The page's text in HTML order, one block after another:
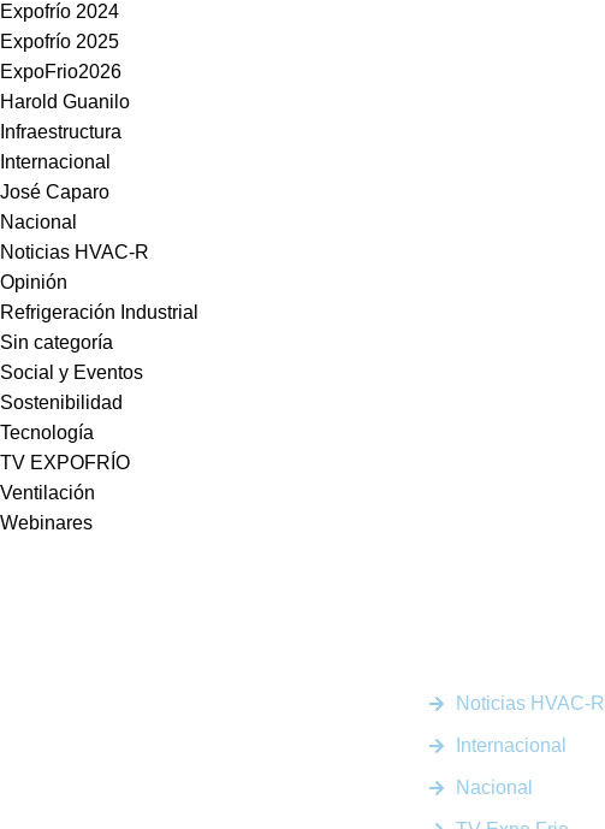
Expofrío 2024
Expofrío 2025
ExpoFrio2026
Harold Guanilo
Infraestructura
Internacional
José Caparo
Nacional
Noticias HVAC-R
Opinión
Refrigeración Industrial
Sin categoría
Social y Eventos
Sostenibilidad
Tecnología
TV EXPOFRÍO
Ventilación
Webinares
Noticias HVAC-R
Internacional
Nacional